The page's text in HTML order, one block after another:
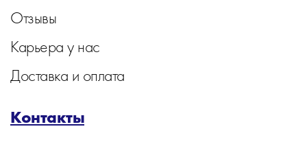
Отзывы
Карьера у нас
Доставка и оплата
Контакты